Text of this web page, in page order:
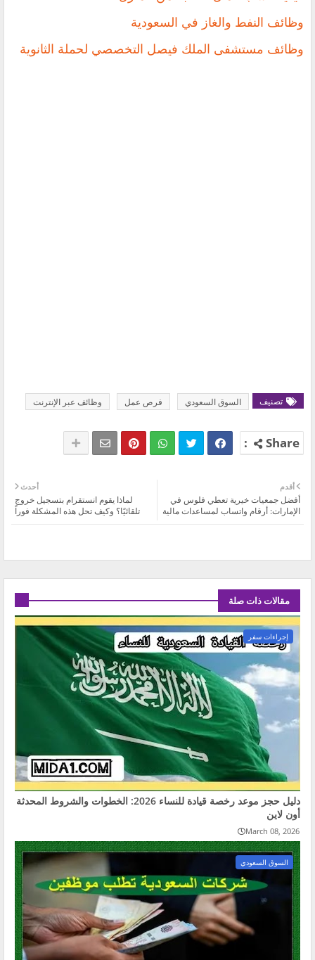
وظائف النفط والغاز في السعودية
وظائف مستشفى الملك فيصل التخصصي لحملة الثانوية
تصنيف السوق السعودي فرص عمل وظائف عبر الإنترنت
أحدث
لماذا يقوم انستقرام بتسجيل خروج
تلقائيًا؟ وكيف تحل هذه المشكلة فوراً
أقدم
أفضل جمعيات خيرية تعطي فلوس في
الإمارات: أرقام واتساب لمساعدات مالية
مقالات ذات صلة
إجراءات سفر
دليل حجز موعد رخصة قيادة للنساء 2026: الخطوات والشروط المحدثة
أون لاين
March 08, 2026
السوق السعودي